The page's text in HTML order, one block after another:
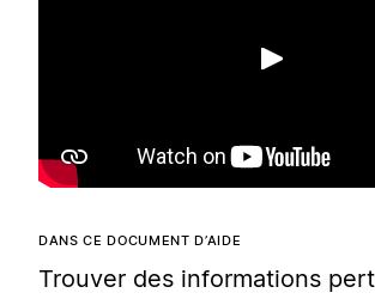
DANS CE DOCUMENT D’AIDE
Trouver des informations